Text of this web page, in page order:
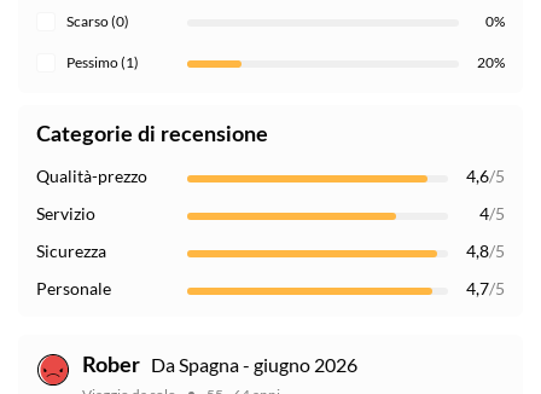
Scarso (0) 0%
Pessimo (1) 20%
Categorie di recensione
Qualità-prezzo 4,6/5
Servizio
4/5
Sicurezza
4,8/5
Personale
4,7/5
Rober Da Spagna - giugno 2026